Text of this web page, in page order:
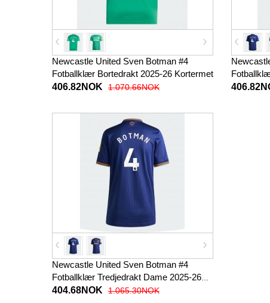
Newcastle United Sven Botman #4
Fotballklær Bortedrakt 2025-26 Kortermet
406.82NOK
1.070.66NOK
Kortermet
Newcastle United Sven Botman #4
Fotballklær Tredjedrakt Dame 2025-26
Kortermet
404.68NOK 1.065.30NOK